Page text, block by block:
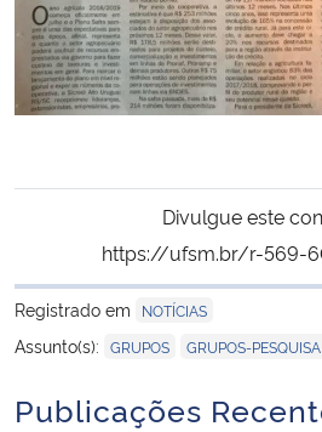
Divulgue este
https://ufsm.br/r-569-
Registrado em
NOTÍCIAS
Assunto(s): GRUPOS GRUPOS-PESQUISA
Publicações